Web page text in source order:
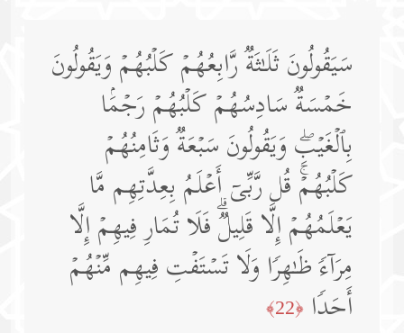
سَیَقُولُونَ ثَلَـٰثَةࣱ رَّابِعُهُمۡ كَلۡبُهُمۡ وَیَقُولُونَ
خَمۡسَةࣱ سَادِسُهُمۡ كَلۡبُهُمۡ رَجۡمَۢا
بِٱلۡغَیۡبِۖ وَیَقُولُونَ سَبۡعَةࣱ وَثَامِنُهُمۡ
كَلۡبُهُمۡۚ قُل رَّبِّیۤ أَعۡلَمُ بِعِدَّتِهِم مَّا
یَعۡلَمُهُمۡ إِلَّا قَلِیلࣱۗ فَلَا تُمَارِ فِیهِمۡ إِلَّا
مِرَاۤءࣰ ظَـٰهِرࣰا وَلَا تَسۡتَفۡتِ فِیهِم مِّنۡهُمۡ
أَحَدࣰا ﴿22﴾